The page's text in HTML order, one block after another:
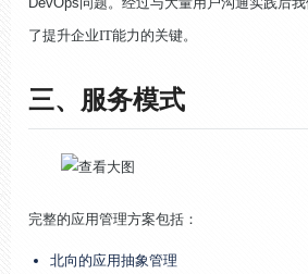
了提升企业IT能力的关键。
三、服务模式
完整的应用管理方案包括：
北向的应用抽象管理